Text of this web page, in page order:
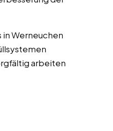
Werneuchen
arbeiten